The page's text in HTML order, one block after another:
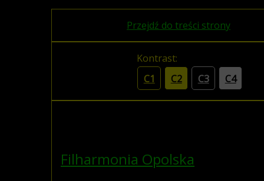
Przejdź do treści strony
Kontrast:
C1
C2 C3 C4
Filharmonia Opolska